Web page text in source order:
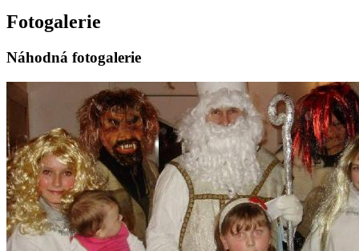
Fotogalerie
Náhodná fotogalerie